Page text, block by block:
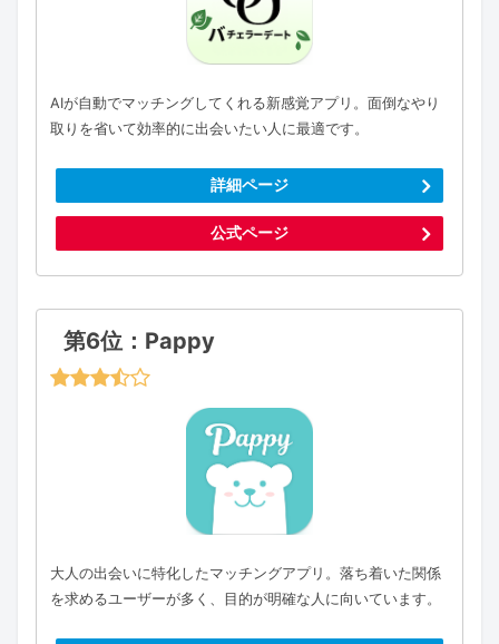
AIが自動でマッチングしてくれる新感覚アプリ。面倒なやり
取りを省いて効率的に出会いたい人に最適です。
詳細ページ
公式ページ
第6位：Pappy
大人の出会いに特化したマッチングアプリ。落ち着いた関係
を求めるユーザーが多く、目的が明確な人に向いています。